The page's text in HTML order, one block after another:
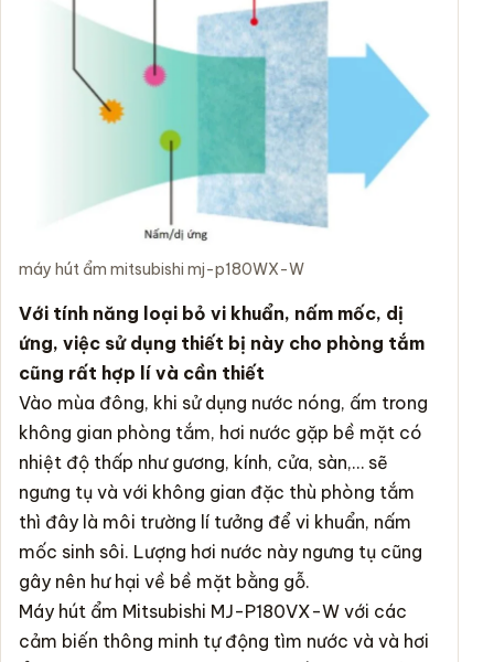
máy hút ẩm mitsubishi mj-p180WX-W
Với tính năng loại bỏ vi khuẩn, nấm mốc, dị
ứng, việc sử dụng thiết bị này cho phòng tắm
cũng rất hợp lí và cần thiết
Vào mùa đông, khi sử dụng nước nóng, ấm trong
không gian phòng tắm, hơi nước gặp bề mặt có
nhiệt độ thấp như gương, kính, cửa, sàn,… sẽ
ngưng tụ và với không gian đặc thù phòng tắm
thì đây là môi trường lí tưởng để vi khuẩn, nấm
mốc sinh sôi. Lượng hơi nước này ngưng tụ cũng
gây nên hư hại về bề mặt bằng gỗ.
Máy hút ẩm Mitsubishi MJ-P180VX-W với các
cảm biến thông minh tự động tìm nước và và hơi